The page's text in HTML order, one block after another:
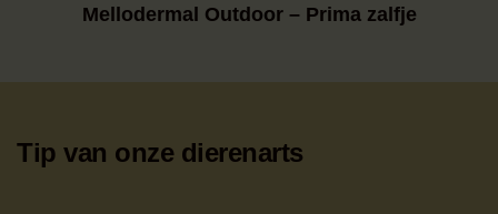
Mellodermal Outdoor – Prima zalfje
Tip van onze dierenarts